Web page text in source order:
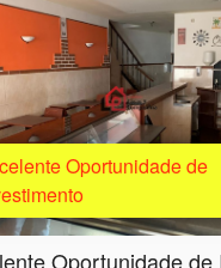
Oportunidade de